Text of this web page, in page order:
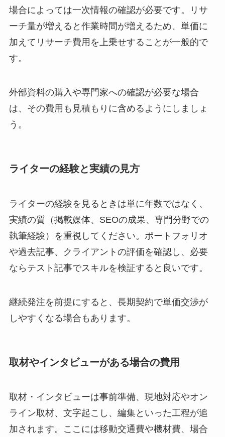
場合によっては一次情報の確認が必要です。リサ
ーチ量が増えると作業時間が増えるため、単価に
加えてリサーチ費用を上乗せすることが一般的で
す。
外部資料の購入や専門家への確認が必要な場合
は、その費用も見積もりに含めるようにしましょ
う。
ライターの経験と実績の見方
ライターの経験を見るときは単に年数ではなく、
実績の質（掲載媒体、SEOの成果、専門分野での
執筆経験）を重視してください。ポートフォリオ
や過去記事、クライアントの評価を確認し、必要
ならテスト記事でスキルを検証すると良いです。
継続発注を前提にすると、長期契約で単価交渉が
しやすくなる場合もあります。
取材やインタビューがある場合の費用
取材・インタビューは事前準備、現地対応やオン
ライン取材、文字起こし、編集といった工程が追
加されます。ここには移動交通費や機材費、場合